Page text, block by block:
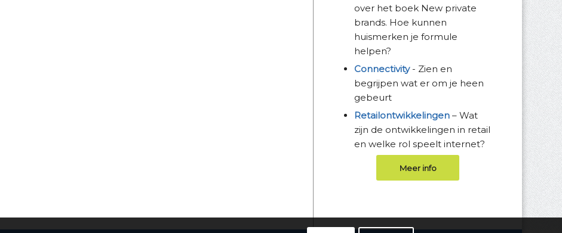
over het boek New private
brands. Hoe kunnen
huismerken je formule
helpen?
Connectivity- Zien en
begrijpen wat er om je heen
gebeurt
Retailontwikkelingen – Wat
zijn de ontwikkelingen in retail
en welke rol speelt internet?
Meer info